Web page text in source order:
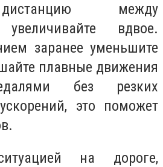
между
вдвое.
заранее уменьшите
плавные движения
без резких
это поможет
на дороге,